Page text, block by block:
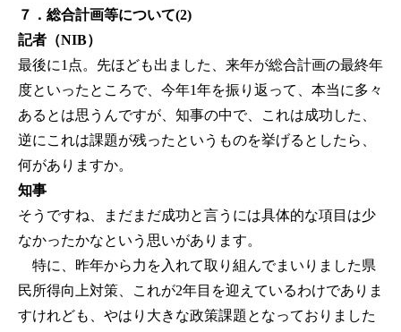
７．総合計画等について(2)
記者（NIB）
最後に1点。先ほども出ました、来年が総合計画の最終年
度といったところで、今年1年を振り返って、本当に多々
あるとは思うんですが、知事の中で、これは成功した、
逆にこれは課題が残ったというものを挙げるとしたら、
何がありますか。
知事
そうですね、まだまだ成功と言うには具体的な項目は少
なかったかなという思いがあります。
特に、昨年から力を入れて取り組んでまいりました県
民所得向上対策、これが2年目を迎えているわけでありま
すけれども、やはり大きな政策課題となっておりました